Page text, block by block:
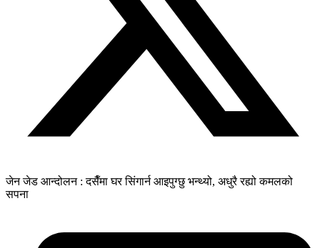
जेन जेड आन्दोलन : दसैँमा घर सिंगार्न आइपुग्छु भन्थ्यो, अधुरै रह्यो कमलको
सपना